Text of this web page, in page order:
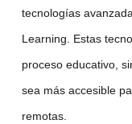
tecnologías
Learning . Estas
proceso educativo,
sea más accesible
remotas.